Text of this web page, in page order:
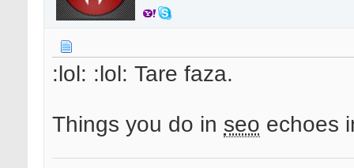
:lol: :lol: Tare faza.
Things you do in seo echoes